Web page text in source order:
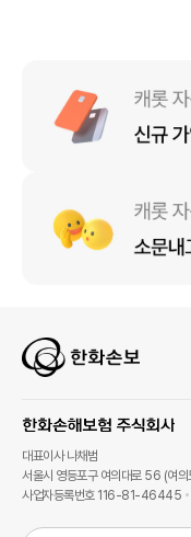
대표이사 나채범
서울시 영등포구 여의대로 56 (여의
사업자등록번호 116-81-46445